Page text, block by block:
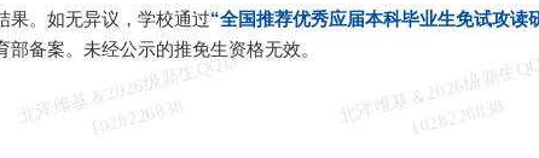
果。如无异议，学校通过“全国推荐优秀应届本科毕业生免试攻读
备案。未经公示的推免生资格无效。
北
洋
维
基
＆
2
0
2
6
级
新
生
Q
Q
群
1
0
2
8
2
2
6
8
3
8 维
8